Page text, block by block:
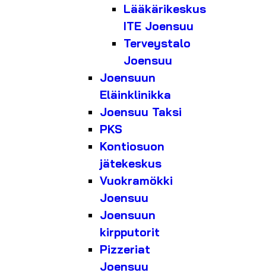
Lääkärikeskus
ITE Joensuu
Terveystalo
Joensuu
Joensuun
Eläinklinikka
Joensuu Taksi
PKS
Kontiosuon
jätekeskus
Vuokramökki
Joensuu
Joensuun
kirpputorit
Pizzeriat
Joensuu